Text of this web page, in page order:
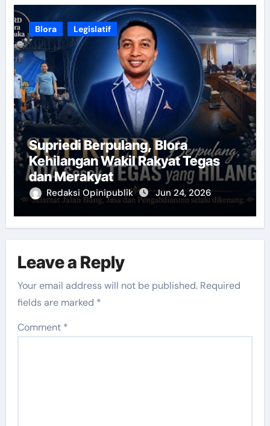
Blora Legislatif
Supriedi Berpulang, Blora
Kehilangan Wakil Rakyat Tegas
dan Merakyat
Redaksi Opinipublik Jun 24, 2026
Leave a Reply
Your email address will not be published. Required
fields are marked *
Comment *